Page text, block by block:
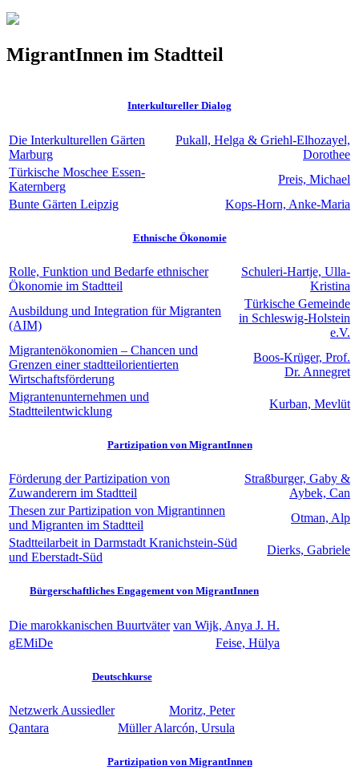
MigrantInnen im Stadtteil
Interkultureller Dialog
Die Interkulturellen Gärten
Marburg
Pukall, Helga & Griehl-Elhozayel,
Dorothee
Türkische Moschee Essen-
Katernberg
Preis, Michael
Bunte Gärten Leipzig
Kops-Horn, Anke-Maria
Ethnische Ökonomie
Rolle, Funktion und Bedarfe ethnischer
Ökonomie im Stadtteil
Schuleri-Hartje, Ulla-
Kristina
Ausbildung und Integration für Migranten
(AIM)
Türkische Gemeinde
in Schleswig-Holstein
e.V.
Migrantenökonomien – Chancen und
Grenzen einer stadtteilorientierten
Wirtschaftsförderung
Boos-Krüger, Prof.
Dr. Annegret
Migrantenunternehmen und
Stadtteilentwicklung
Kurban, Mevlüt
Partizipation von MigrantInnen
Förderung der Partizipation von
Zuwanderern im Stadtteil
Straßburger, Gaby &
Aybek, Can
Thesen zur Partizipation von Migrantinnen
und Migranten im Stadtteil
Otman, Alp
Stadtteilarbeit in Darmstadt Kranichstein-Süd
und Eberstadt-Süd
Dierks, Gabriele
Bürgerschaftliches Engagement von MigrantInnen
Die marokkanischen Buurtväter van Wijk, Anya J. H.
gEMiDe
Feise, Hülya
Deutschkurse
Netzwerk Aussiedler
Moritz, Peter
Qantara
Müller Alarcón, Ursula
Partizipation von MigrantInnen